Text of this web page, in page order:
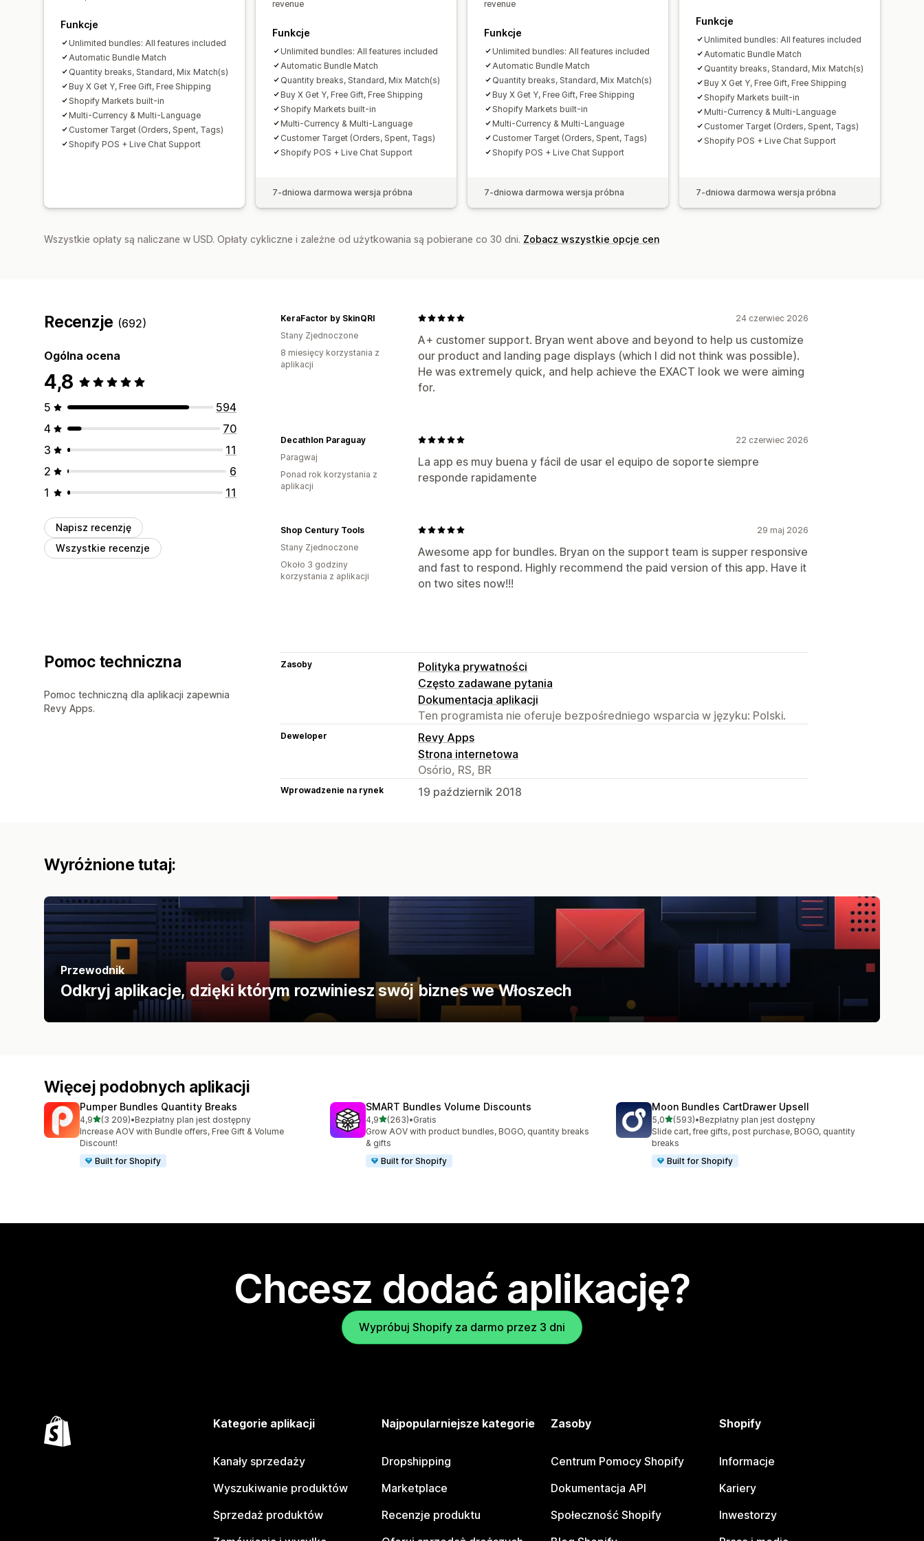
Funkcje
Unlimited bundles: All features included
Automatic Bundle Match
Quantity breaks, Standard, Mix Match(s)
Buy X Get Y, Free Gift, Free Shipping
Shopify Markets built-in
Multi-Currency & Multi-Language
Customer Target (Orders, Spent, Tags)
Shopify POS + Live Chat Support
revenue
Funkcje
Unlimited bundles: All features included
Automatic Bundle Match
Quantity breaks, Standard, Mix Match(s)
Buy X Get Y, Free Gift, Free Shipping
Shopify Markets built-in
Multi-Currency & Multi-Language
Customer Target (Orders, Spent, Tags)
Shopify POS + Live Chat Support
7-dniowa darmowa wersja próbna
revenue
Funkcje
Unlimited bundles: All features included
Automatic Bundle Match
Quantity breaks, Standard, Mix Match(s)
Buy X Get Y, Free Gift, Free Shipping
Shopify Markets built-in
Multi-Currency & Multi-Language
Customer Target (Orders, Spent, Tags)
Shopify POS + Live Chat Support
7-dniowa darmowa wersja próbna
Funkcje
Unlimited bundles: All features included
Automatic Bundle Match
Quantity breaks, Standard, Mix Match(s)
Buy X Get Y, Free Gift, Free Shipping
Shopify Markets built-in
Multi-Currency & Multi-Language
Customer Target (Orders, Spent, Tags)
Shopify POS + Live Chat Support
7-dniowa darmowa wersja próbna
Wszystkie opłaty są naliczane w USD. Opłaty cykliczne i zależne od użytkowania są pobierane co 30 dni. Zobacz wszystkie opcje cen
Recenzje (692)
Ogólna ocena
4,8
5
594
4
70
3
11
2
6
1
11
Napisz recenzję
Wszystkie recenzje
24 czerwiec 2026
A+ customer support. Bryan went above and beyond to help us customize
our product and landing page displays (which I did not think was possible).
He was extremely quick, and help achieve the EXACT look we were aiming
for.
KeraFactor by SkinQRI
Stany Zjednoczone
8 miesięcy korzystania z
aplikacji
22 czerwiec 2026
La app es muy buena y fácil de usar el equipo de soporte siempre
responde rapidamente
Decathlon Paraguay
Paragwaj
Ponad rok korzystania z
aplikacji
29 maj 2026
Awesome app for bundles. Bryan on the support team is supper responsive
and fast to respond. Highly recommend the paid version of this app. Have it
on two sites now!!!
Shop Century Tools
Stany Zjednoczone
Około 3 godziny
korzystania z aplikacji
Pomoc techniczna
Pomoc techniczną dla aplikacji zapewnia
Revy Apps.
Zasoby
Polityka prywatności
Często zadawane pytania
Dokumentacja aplikacji
Ten programista nie oferuje bezpośredniego wsparcia w języku: Polski.
Deweloper
Revy Apps
Strona internetowa
Osório, RS, BR
Wprowadzenie na rynek 19 październik 2018
Wyróżnione tutaj:
Przewodnik
Odkryj aplikacje, dzięki którym rozwiniesz swój biznes we Włoszech
Więcej podobnych aplikacji
Pumper Bundles Quantity Breaks
4,9na 5 gwiazdek
(3 209)
Łączna liczba recenzji: 3209
•Bezpłatny plan jest dostępny
Increase AOV with Bundle offers, Free Gift & Volume
Discount!
Built for Shopify
SMART Bundles Volume Discounts
4,9na 5 gwiazdek
(263)
Łączna liczba recenzji: 263
•Gratis
Grow AOV with product bundles, BOGO, quantity breaks
& gifts
Built for Shopify
Moon Bundles CartDrawer Upsell
5,0na 5 gwiazdek
(593)
Łączna liczba recenzji: 593
•Bezpłatny plan jest dostępny
Slide cart, free gifts, post purchase, BOGO, quantity
breaks
Built for Shopify
Chcesz dodać aplikację?
Wypróbuj Shopify za darmo przez 3 dni
Kategorie aplikacji
Kanały sprzedaży
Wyszukiwanie produktów
Sprzedaż produktów
Najpopularniejsze kategorie
Dropshipping
Marketplace
Recenzje produktu
Zasoby
Centrum Pomocy Shopify
Dokumentacja API
Społeczność Shopify
Shopify
Informacje
Kariery
Inwestorzy